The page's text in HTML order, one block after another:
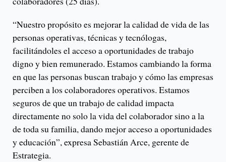
“Nuestro propósito es mejorar la calidad de vida de las
personas operativas, técnicas y tecnólogas,
facilitándoles el acceso a oportunidades de trabajo
digno y bien remunerado. Estamos cambiando la forma
en que las personas buscan trabajo y cómo las empresas
perciben a los colaboradores operativos. Estamos
seguros de que un trabajo de calidad impacta
directamente no solo la vida del colaborador sino a la
de toda su familia, dando mejor acceso a oportunidades
y educación”, expresa Sebastián Arce, gerente de
Estrategia.